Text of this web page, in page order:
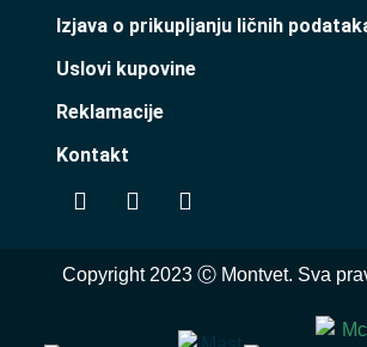
Izjava o prikupljanju ličnih
Uslovi kupovine
Reklamacije
Kontakt
Copyright 2023 Ⓒ Montvet. Sva